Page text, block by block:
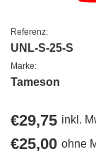
Referenz:
UNL-S-25-S
Marke:
Tameson
Regulärer
Preis
€29,75 inkl.
Regulärer
€25,00 ohne